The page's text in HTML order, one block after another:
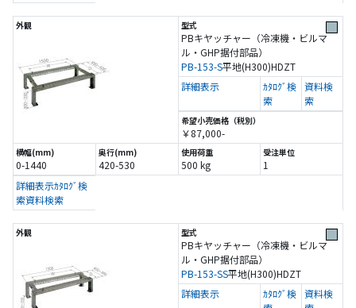
PBキヤッチャー（冷凍機・ビルマ
ル・GHP据付部品）
PB-153-S平地(H300)HDZT
0-1440 420-530 500 kg 1
￥87,000-
詳細表示
ｶﾀﾛｸﾞ検
索
資料検
索
詳細表示ｶﾀﾛｸﾞ検
索資料検索
PBキヤッチャー（冷凍機・ビルマ
ル・GHP据付部品）
PB-153-SS平地(H300)HDZT
詳細表示
ｶﾀﾛｸﾞ検 資料検